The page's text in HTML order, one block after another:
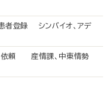
者登録 シンバイオ、アデ
依頼 産情課、中東情勢